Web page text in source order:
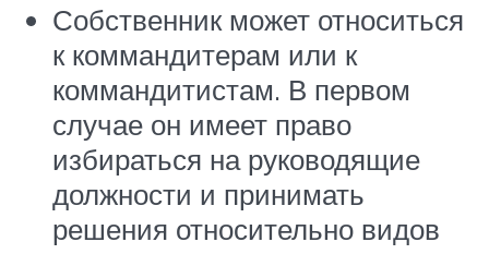
Собственник может относиться
к коммандитерам или к
коммандитистам. В первом
случае он имеет право
избираться на руководящие
должности и принимать
решения относительно видов